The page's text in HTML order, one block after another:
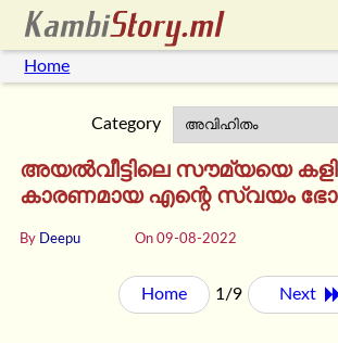
Home
Category
അയൽവീട്ടിലെ സൗമ്യയെ
കാരണമായ എന്റെ സ്വയം
By Deepu On 09-08-2022
Home 1/9 Next